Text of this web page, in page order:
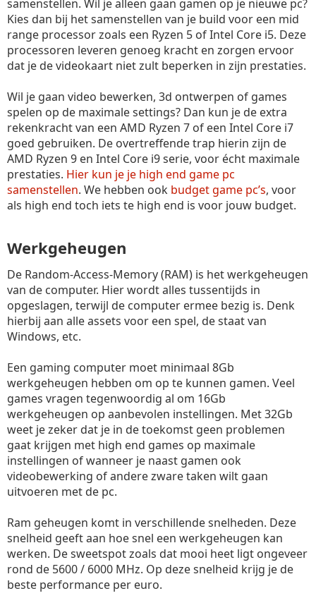
samenstellen. Wil je alleen gaan gamen op je nieuwe pc?
Kies dan bij het samenstellen van je build voor een mid
range processor zoals een Ryzen 5 of Intel Core i5. Deze
processoren leveren genoeg kracht en zorgen ervoor
dat je de videokaart niet zult beperken in zijn prestaties.
Wil je gaan video bewerken, 3d ontwerpen of games
spelen op de maximale settings? Dan kun je de extra
rekenkracht van een AMD Ryzen 7 of een Intel Core i7
goed gebruiken. De overtreffende trap hierin zijn de
AMD Ryzen 9 en Intel Core i9 serie, voor écht maximale
prestaties. Hier kun je je high end game pc
samenstellen. We hebben ook budget game pc’s, voor
als high end toch iets te high end is voor jouw budget.
Werkgeheugen
De Random-Access-Memory (RAM) is het werkgeheugen
van de computer. Hier wordt alles tussentijds in
opgeslagen, terwijl de computer ermee bezig is. Denk
hierbij aan alle assets voor een spel, de staat van
Windows, etc.
Een gaming computer moet minimaal 8Gb
werkgeheugen hebben om op te kunnen gamen. Veel
games vragen tegenwoordig al om 16Gb
werkgeheugen op aanbevolen instellingen. Met 32Gb
weet je zeker dat je in de toekomst geen problemen
gaat krijgen met high end games op maximale
instellingen of wanneer je naast gamen ook
videobewerking of andere zware taken wilt gaan
uitvoeren met de pc.
Ram geheugen komt in verschillende snelheden. Deze
snelheid geeft aan hoe snel een werkgeheugen kan
werken. De sweetspot zoals dat mooi heet ligt ongeveer
rond de 5600 / 6000 MHz. Op deze snelheid krijg je de
beste performance per euro.